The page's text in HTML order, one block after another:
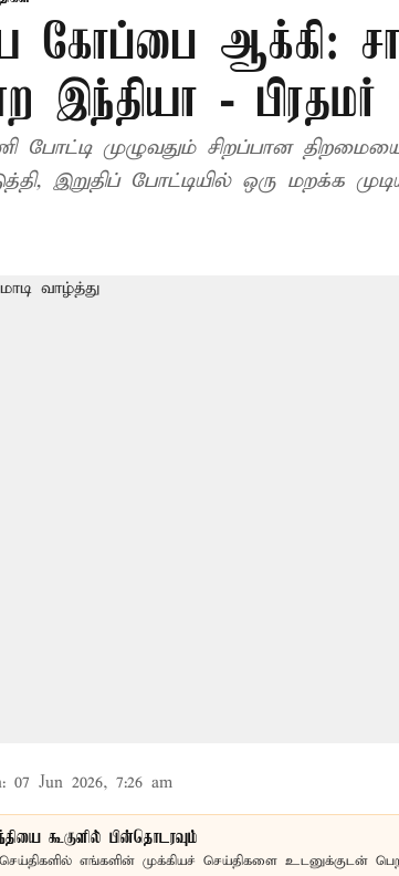
கோப்பை ஆக்கி:
இந்தியா - பிரதமர்
முழுவதும் சிறப்பான
இறுதிப் போட்டியில் ஒரு மறக்க
: 07 Jun 2026, 7:26 am
கூகுளில் பின்தொடரவும்
எங்களின் முக்கியச் செய்திகளை உடனுக்குடன்